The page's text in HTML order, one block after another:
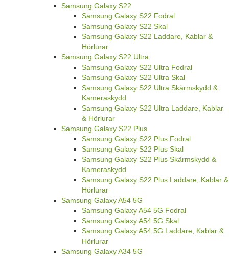
Samsung Galaxy S22
Samsung Galaxy S22 Fodral
Samsung Galaxy S22 Skal
Samsung Galaxy S22 Laddare, Kablar &
Hörlurar
Samsung Galaxy S22 Ultra
Samsung Galaxy S22 Ultra Fodral
Samsung Galaxy S22 Ultra Skal
Samsung Galaxy S22 Ultra Skärmskydd &
Kameraskydd
Samsung Galaxy S22 Ultra Laddare, Kablar
& Hörlurar
Samsung Galaxy S22 Plus
Samsung Galaxy S22 Plus Fodral
Samsung Galaxy S22 Plus Skal
Samsung Galaxy S22 Plus Skärmskydd &
Kameraskydd
Samsung Galaxy S22 Plus Laddare, Kablar &
Hörlurar
Samsung Galaxy A54 5G
Samsung Galaxy A54 5G Fodral
Samsung Galaxy A54 5G Skal
Samsung Galaxy A54 5G Laddare, Kablar &
Hörlurar
Samsung Galaxy A34 5G